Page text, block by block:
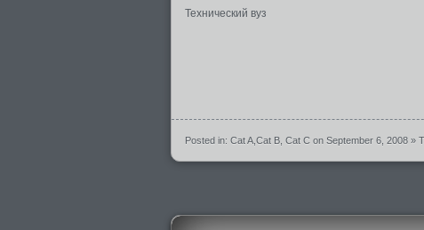
Технический вуз
Posted in: Cat A Cat B Cat C on September 6, 2008 »